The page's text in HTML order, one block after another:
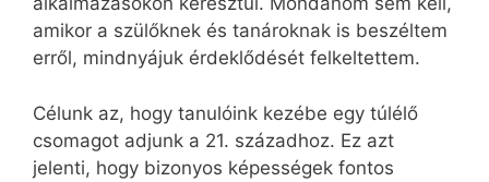
amikor a szülőknek és tanároknak is beszéltem
erről, mindnyájuk érdeklődését felkeltettem.
Célunk az, hogy tanulóink kezébe egy túlélő
csomagot adjunk a 21. századhoz. Ez azt
jelenti, hogy bizonyos képességek fontos